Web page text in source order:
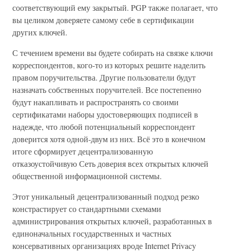
соответствующий ему закрытый. PGP также полагает, что
вы целиком доверяете самому себе в сертификации
других ключей.
С течением времени вы будете собирать на связке ключи
корреспондентов, кого-то из которых решите наделить
правом поручительства. Другие пользователи будут
назначать собственных поручителей. Все постепенно
будут накапливать и распространять со своими
сертификатами наборы удостоверяющих подписей в
надежде, что любой потенциальный корреспондент
доверится хотя одной-двум из них. Всё это в конечном
итоге сформирует децентрализованную
отказоустойчивую Сеть доверия всех открытых ключей
общественной информационной системы.
Этот уникальный децентрализованный подход резко
констрастирует со стандартными схемами
администрирования открытых ключей, разработанных в
единоначальных государственных и частных
консервативных организациях вроде Internet Privacy